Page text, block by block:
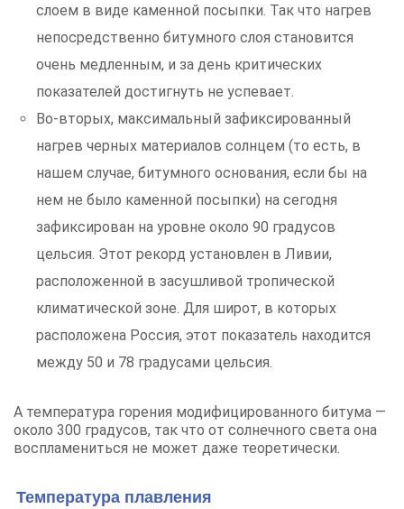
слоем в виде каменной посыпки. Так что нагрев
непосредственно битумного слоя становится
очень медленным, и за день критических
показателей достигнуть не успевает.
Во-вторых, максимальный зафиксированный
нагрев черных материалов солнцем (то есть, в
нашем случае, битумного основания, если бы на
нем не было каменной посыпки) на сегодня
зафиксирован на уровне около 90 градусов
цельсия. Этот рекорд установлен в Ливии,
расположенной в засушливой тропической
климатической зоне. Для широт, в которых
расположена Россия, этот показатель находится
между 50 и 78 градусами цельсия.
А температура горения модифицированного битума —
около 300 градусов, так что от солнечного света она
воспламениться не может даже теоретически.
Температура плавления